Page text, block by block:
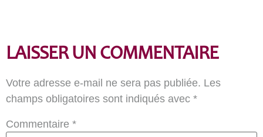
LAISSER UN COMMENTAIRE
Votre adresse e-mail ne sera pas publiée. Les
champs obligatoires sont indiqués avec *
Commentaire *